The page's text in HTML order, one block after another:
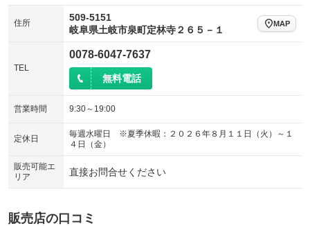
ベンチシート
：装備なし
チップアップシート
：装備なし
ウォークスルー
：装備なし
電動リアゲート
：装備なし
シートエアコン
：装備なし 全周囲カメラ
：装備あり
：装備あり
住所
509-5151
岐阜県土岐市泉町定林寺２６５－１
MAP
TEL
0078-6047-7637
無料電話
営業時間 9:30～19:00
定休日
毎週水曜日 ※夏季休暇：２０２６年８月１１日（火）～１
４日（金）
販売可能エ
リア
直接お問合せください
販売店の口コミ